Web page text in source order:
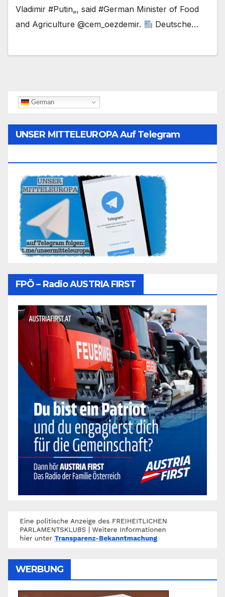
Vladimir #Putin„, said #German Minister of Food
and Agriculture @cem_oezdemir.
Deutsche…
German
UNSER MITTELEUROPA Auf Telegram
FPÖ – Radio AUSTRIA FIRST
WERBUNG